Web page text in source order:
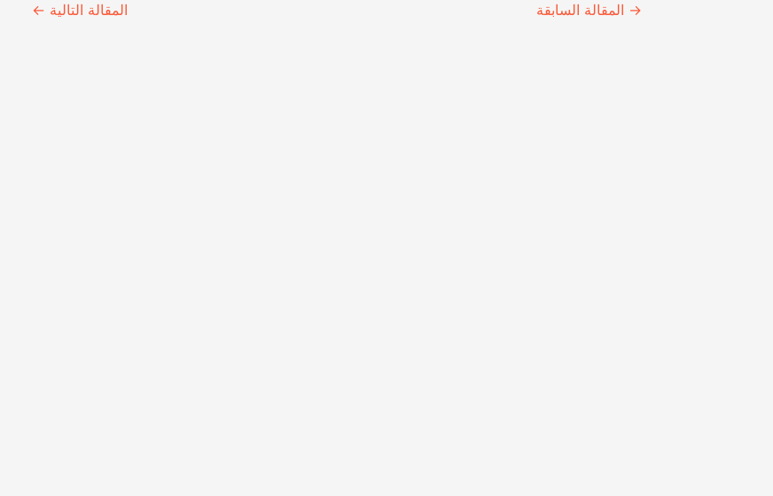
Continue
→ المقالة السابقة المقالة التالية ←